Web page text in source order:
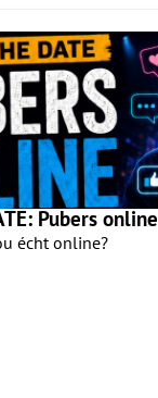
Pubers online
écht online?